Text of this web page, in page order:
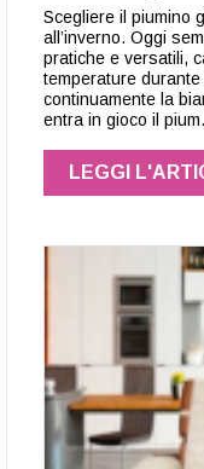
Scegliere il piumino
all’inverno. Oggi
pratiche e versatili,
temperature
continuamente la
entra in gioco il
LEGGI